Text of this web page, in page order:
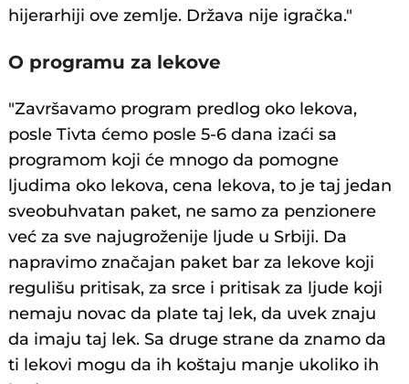
hijerarhiji ove zemlje. Država nije igračka."
O programu za lekove
"Završavamo program predlog oko lekova,
posle Tivta ćemo posle 5-6 dana izaći sa
programom koji će mnogo da pomogne
ljudima oko lekova, cena lekova, to je taj jedan
sveobuhvatan paket, ne samo za penzionere
već za sve najugroženije ljude u Srbiji. Da
napravimo značajan paket bar za lekove koji
regulišu pritisak, za srce i pritisak za ljude koji
nemaju novac da plate taj lek, da uvek znaju
da imaju taj lek. Sa druge strane da znamo da
ti lekovi mogu da ih koštaju manje ukoliko ih